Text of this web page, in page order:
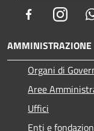
Facebook
AMMINISTRAZIONE
Organi di
Aree
Uffici
Enti e